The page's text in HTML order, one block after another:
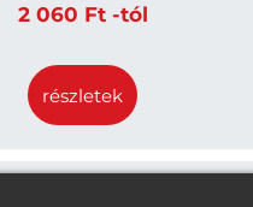
2 060 Ft -tól
részletek